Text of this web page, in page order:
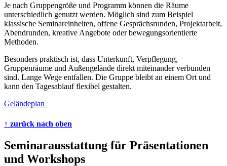
Je nach Gruppengröße und Programm können die Räume
unterschiedlich genutzt werden. Möglich sind zum Beispiel
klassische Seminareinheiten, offene Gesprächsrunden, Projektarbeit,
Abendrunden, kreative Angebote oder bewegungsorientierte
Methoden.
Besonders praktisch ist, dass Unterkunft, Verpflegung,
Gruppenräume und Außengelände direkt miteinander verbunden
sind. Lange Wege entfallen. Die Gruppe bleibt an einem Ort und
kann den Tagesablauf flexibel gestalten.
Geländeplan
↑ zurück nach oben
Seminarausstattung für Präsentationen
und Workshops